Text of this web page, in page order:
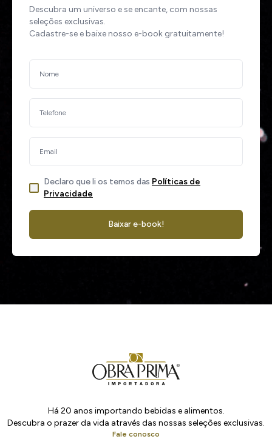
Descubra um universo e se encante, com nossas
seleções exclusivas.
Cadastre-se e baixe nosso e-book gratuitamente!
Declaro que li os temos das Políticas de
Privacidade
Baixar e-book!
Há 20 anos importando bebidas e alimentos.
Descubra o prazer da vida através das nossas seleções exclusivas.
Fale conosco